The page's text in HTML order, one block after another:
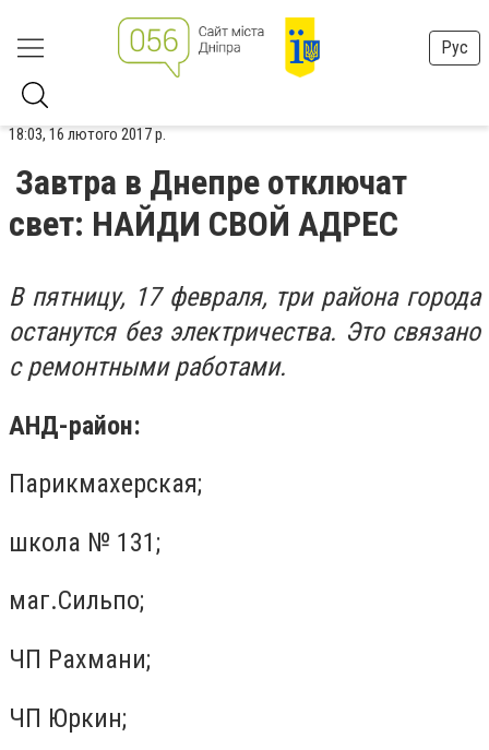
Рус
18:03, 16 лютого 2017 р.
Завтра в Днепре отключат
свет: НАЙДИ СВОЙ АДРЕС
В пятницу, 17 февраля, три района города
останутся без электричества. Это связано
с ремонтными работами.
АНД-район:
Парикмахерская;
школа № 131;
маг.Сильпо;
ЧП Рахмани;
ЧП Юркин;